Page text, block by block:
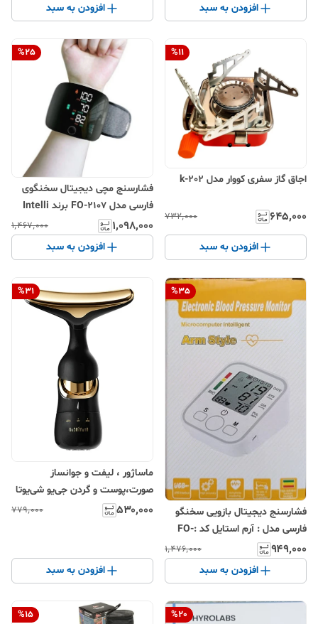
افزودن به سبد افزودن به سبد
%11
اجاق گاز سفری کووار مدل k-202
۶۴۵٬۰۰۰ ۷۳۲٬۰۰۰
افزودن به سبد
%25
فشارسنج مچی دیجیتال سخنگوی
فارسی مدل FO-2107 برند Intelli
system – دستگاه فشار خون قابل
حمل با پخش صوتی فارسی، دو
کاربره، حافظه ۹۹ تایی، باتری
۱٬۰۹۸٬۰۰۰ ۱٬۴۶۷٬۰۰۰
افزودن به سبد
%35
فشارسنج دیجیتال بازویی سخنگو
فارسی مدل : آرم استایل کد :FO-
4135
۹۴۹٬۰۰۰ ۱٬۴۷۶٬۰۰۰
افزودن به سبد
%31
ماساژور ، لیفت و جوانساز
صورت،پوست و گردن جی‌یو شی‌یوتا
مدل H2 (Nebu H2 Nano۵۳۰٬۰۰۰ ۷۷۹٬۰۰۰
افزودن به سبد
%20
%15